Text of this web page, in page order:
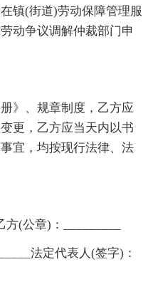
镇(街道)劳动保障管理服
动争议调解仲裁部门申
》、规章制度，乙方应
更，乙方应当天内以书
宜，均按现行法律、法
(公章)：_________
法定代表人(签字)：